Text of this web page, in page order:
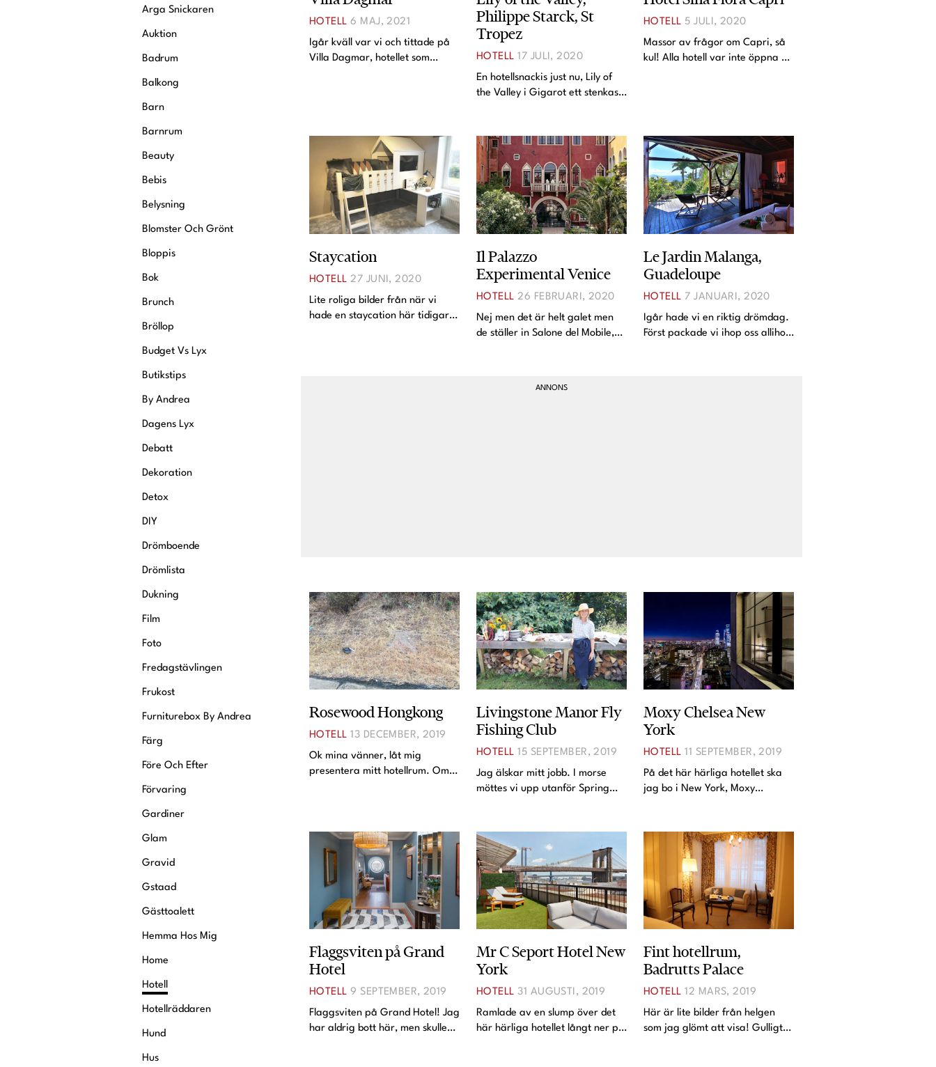
Krönikor
Intervjuer
Livsberättelser
Privatekonomi
Lina Andersson
Christin Clausen Bruun
Emma Danielsson
Diana “Diadonna” Dontsova
Ann Söderlund
Annika Leone
Arga Snickaren
Auktion
Badrum
Balkong
Barn
Barnrum
Beauty
Bebis
Belysning
Blomster Och Grönt
Bloppis
Bok
Brunch
Bröllop
Budget Vs Lyx
Butikstips
By Andrea
Dagens Lyx
Debatt
Dekoration
Detox
DIY
Drömboende
Drömlista
Dukning
Film
Foto
Fredagstävlingen
Frukost
Furniturebox By Andrea
Färg
Före Och Efter
Förvaring
Gardiner
Glam
Gravid
Gstaad
Gästtoalett
Hemma Hos Mig
Home
Hotell
Hotellräddaren
Hund
Hus
HOTELL 6 MAJ, 2021
Igår kväll var vi och tittade på
Villa Dagmar, hotellet som
charmig. Från deras sajt:
Inspirationskä
Philippe Starck, St
Tropez
HOTELL 17 JULI, 2020
En hotellsnackis just nu, Lily of
the Valley i Gigarot ett stenkast
inredningssvängen är det det
här alla pratar om just nu. Inrett
av Philippe Starck och
HOTELL 5 JULI, 2020
Massor av frågor om Capri, så
kul! Alla hotell var inte öppna än
mindre
Staycation
HOTELL 27 JUNI, 2020
Lite roliga bilder från när vi
hade en staycation här tidigar i
Il Palazzo
Experimental Venice
HOTELL 26 FEBRUARI, 2020
Nej men det är helt galet men
de ställer in Salone del Mobile,
corona och jag förstår såklart
Le Jardin Malanga,
Guadeloupe
HOTELL 7 JANUARI, 2020
Igår hade vi en riktig drömdag.
Först packade vi ihop oss allihop
Rosewood Hongkong
HOTELL 13 DECEMBER, 2019
Ok mina vänner, låt mig
presentera mitt hotellrum. Omg
genom att le stort och fråga
snällt. Plötsligt händer d
Livingstone Manor Fly
Fishing Club
HOTELL 15 SEPTEMBER, 2019
Jag älskar mitt jobb. I morse
möttes vi upp utanför Spring
Club. Den här resan är i
samarbete med Lexington (de
har köpt utrymme på min i
Moxy Chelsea New
York
HOTELL 11 SEPTEMBER, 2019
På det här härliga hotellet ska
jag bo i New York, Moxy
hotellet och tänkte - jag testar.
🙂 Det är ju lite inne att ha
"mini-rum" men mycket
Flaggsviten på Grand
Hotel
HOTELL 9 SEPTEMBER, 2019
Flaggsviten på Grand Hotel! Jag
har aldrig bott här, men skulle
Mr C Seport Hotel New
York
HOTELL 31 AUGUSTI, 2019
Ramlade av en slump över det
här härliga hotellet långt ner på
Fint hotellrum,
Badrutts Palace
HOTELL 12 MARS, 2019
Här är lite bilder från helgen
som jag glömt att visa! Gulligt